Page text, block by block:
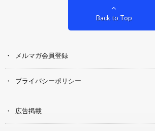
Back to Top
メルマガ会員登録
プライバシーポリシー
広告掲載